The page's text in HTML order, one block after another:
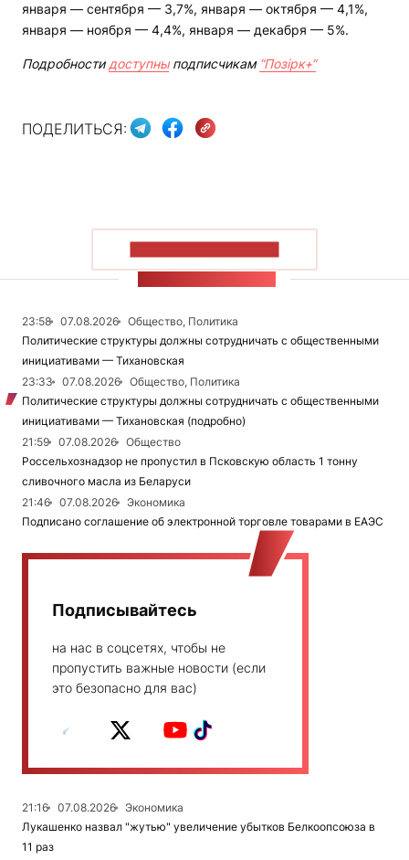
января — сентября — 3,7%, января — октября — 4,1%,
января — ноября — 4,4%, января — декабря — 5%.
Подробности доступныподписчикам “Позірк+“
ПОДЕЛИТЬСЯ:
23:58 07.08.2026
Общество, Политика
Политические структуры должны сотрудничать с общественными
инициативами — Тихановская
23:33
07.08.2026
Общество, Политика
Политические структуры должны сотрудничать с общественными
инициативами — Тихановская (подробно)
21:59
07.08.2026
Общество
Россельхознадзор не пропустил в Псковскую область 1 тонну
сливочного масла из Беларуси
21:46
07.08.2026
Экономика
Подписано соглашение об электронной торговле товарами в ЕАЭС
Подписывайтесь
на нас в соцсетях, чтобы не
пропустить важные новости (если
это безопасно для вас)
21:16 07.08.2026
Экономика
Лукашенко назвал "жутью" увеличение убытков Белкоопсоюза в
11 раз